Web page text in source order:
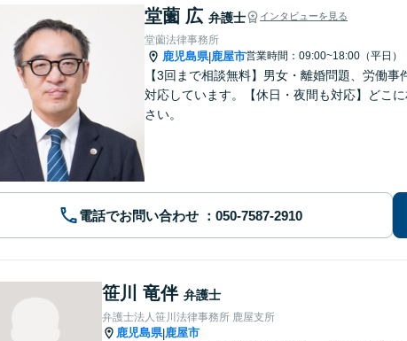
堂薗 広 弁護士 インタビューを見る
堂薗法律事務所
鹿児島県|鹿屋市営業時間：09:00~18:00（平日）
【3回まで相談無料】男女・離婚問題、労働
対応しています。【休日・夜間も対応】どこ
さい。
電話でお問い合わせ
笹川 竜伴 弁護士
弁護士法人笹川法律事務所 鹿屋支所
鹿児島県|鹿屋市